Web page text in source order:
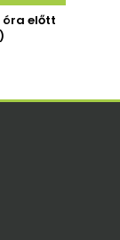
óra előtt